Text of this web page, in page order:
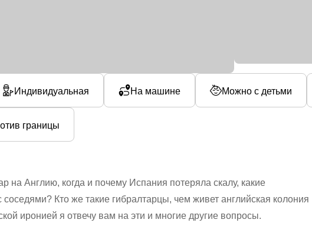
Индивидуальная На машине Можно с детьми
границы
на Англию, когда и почему Испания потеряла скалу, какие
Кто же такие гибралтарцы, чем живет английская колония
иронией я отвечу вам на эти и многие другие вопросы.